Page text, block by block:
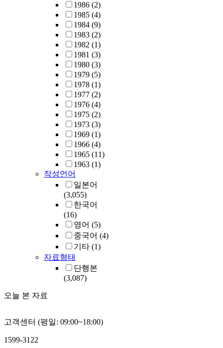
1986 (2)
1985 (4)
1984 (9)
1983 (2)
1982 (1)
1981 (3)
1980 (3)
1979 (5)
1978 (1)
1977 (2)
1976 (4)
1975 (2)
1973 (3)
1969 (1)
1966 (4)
1965 (11)
1963 (1)
작성언어
일본어
(3,055)
한국어
(16)
영어 (5)
중국어 (4)
기타 (1)
자료형태
단행본
(3,087)
오늘 본 자료
고객센터 (평일: 09:00~18:00)
1599-3122